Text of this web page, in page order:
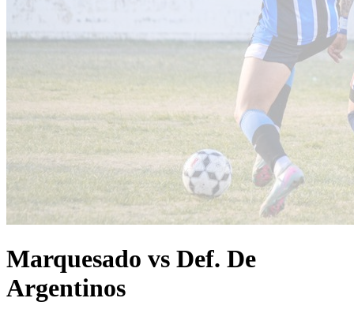
Marquesado vs Def. De
Argentinos